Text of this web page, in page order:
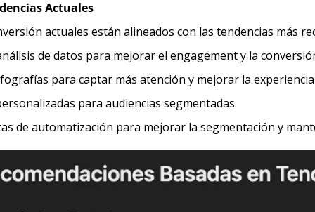
Actuales
actuales están alineados con las tendencias más
de datos para mejorar el engagement y la
para captar más atención y mejorar la experiencia
para audiencias segmentadas.
de automatización para mejorar la segmentación y